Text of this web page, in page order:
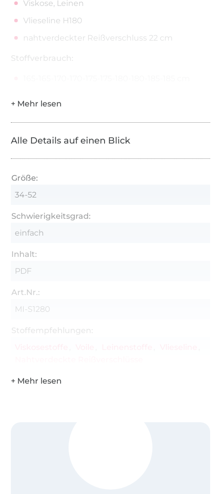
Viskose, Leinen
Vlieseline H180
nahtverdeckter Reißverschluss 22 cm
Stoffverbrauch:
Alle Details auf einen Blick
Größe:
34-52
Schwierigkeitsgrad:
einfach
Inhalt:
PDF
Art.Nr.:
MI-S1280
Stoffempfehlungen: